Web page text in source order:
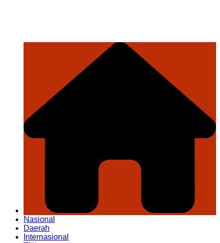
Nasional
Daerah
Internasional